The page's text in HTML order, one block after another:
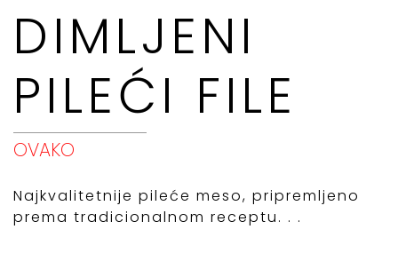
DIMLJENI
PILEĆI FILE
OVAKO
Najkvalitetnije pileće meso, pripremljeno
prema tradicionalnom receptu. . .